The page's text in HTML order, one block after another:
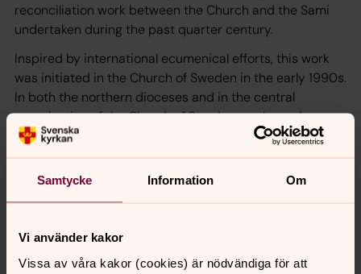
Samtycke Information Om
Vi använder kakor
Vissa av våra kakor (cookies) är nödvändiga för att
reconciliation work between the Church and the Sami
undertaken during the past quarter century.
Inspired by international ecumenical efforts, this work
was initiated in the Church of Sweden in the early 1990s.
In both the northern dioceses and in the central
organisation of the Church of Sweden, work was begun
to provide better opportunities for integrating Sami
people and Sami experiences into parish and church
service activities. A national Sami council in the Church
Download the summary